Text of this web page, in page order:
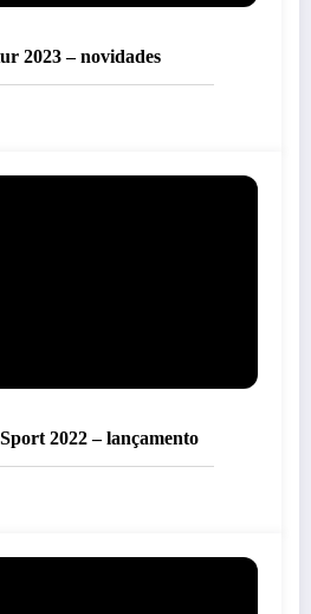
2023 – novidades
2022 – lançamento